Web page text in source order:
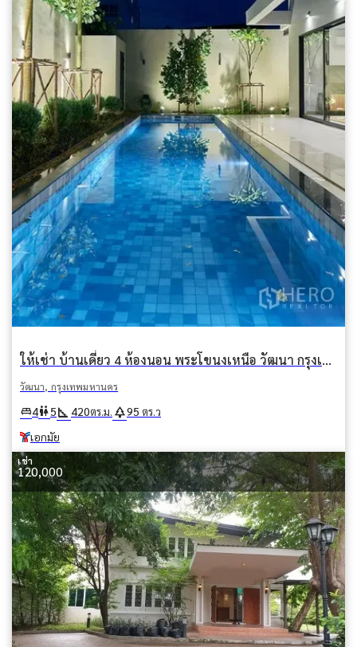
ให้เช่า บ้านเดี่ยว 4 ห้องนอน พระโขนงเหนือ วัฒนา กรุงเทพมหานคร BTS เอกมัย
วัฒนา, กรุงเทพมหานคร
king_bed4wc5square_foot 420ตร.ม. park95 ตร.ว
เอกมัย
เช่า
120,000